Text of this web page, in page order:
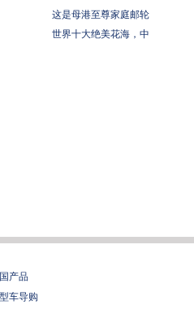
这是母港至尊家庭邮轮
世界十大绝美花海，中
产品
车导购